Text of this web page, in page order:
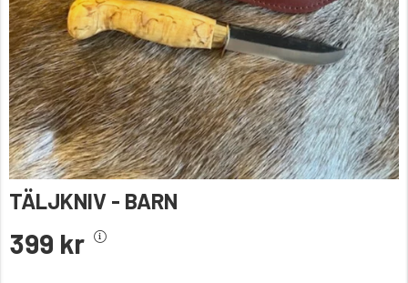
TÄLJKNIV - BARN
399 kr